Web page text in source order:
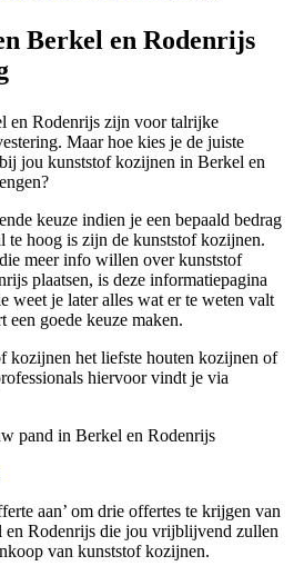
Berkel en Rodenrijs
en Rodenrijs zijn voor talrijke
Maar hoe kies je de juiste
jou kunststof kozijnen in Berkel en
keuze indien je een bepaald bedrag
te hoog is zijn de kunststof kozijnen.
meer info willen over kunststof
plaatsen, is deze informatiepagina
weet je later alles wat er te weten valt
een goede keuze maken.
kozijnen het liefste houten kozijnen of
hiervoor vindt je via
pand in Berkel en Rodenrijs
aan’ om drie offertes te krijgen van
en Rodenrijs die jou vrijblijvend zullen
van kunststof kozijnen.